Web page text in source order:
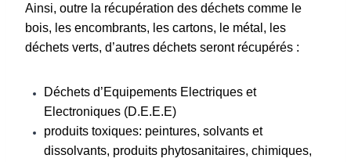
Ainsi, outre la récupération des déchets comme le
bois, les encombrants, les cartons, le métal, les
déchets verts, d’autres déchets seront récupérés :
Déchets d’Equipements Electriques et
Electroniques (D.E.E.E)
produits toxiques: peintures, solvants et
dissolvants, produits phytosanitaires, chimiques,